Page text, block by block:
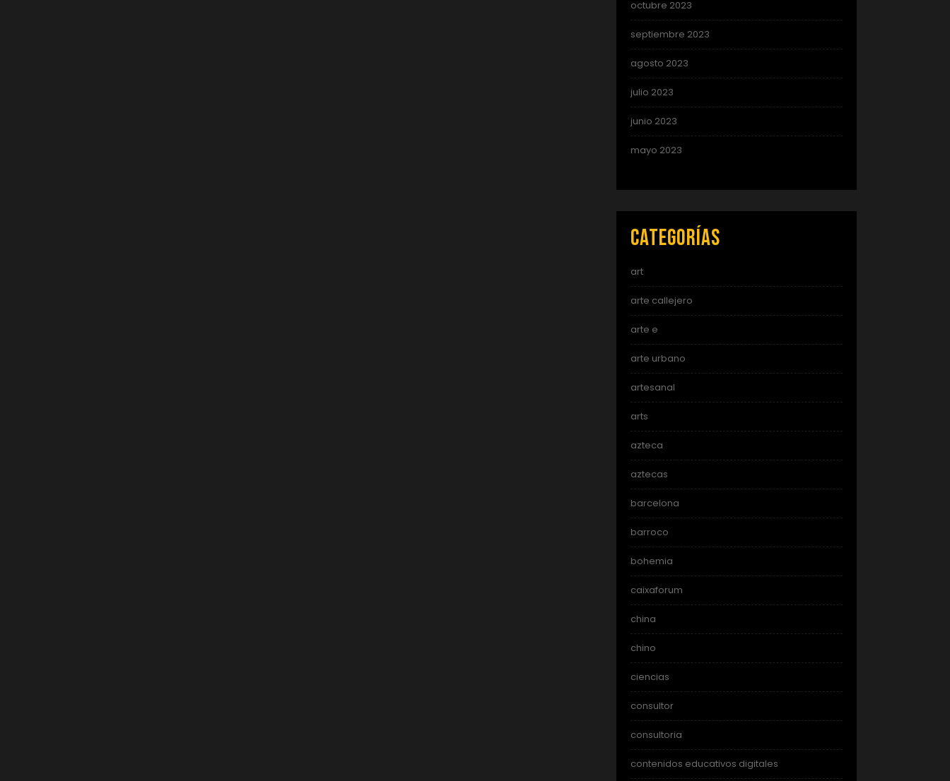
octubre 2023
septiembre 2023
agosto 2023
julio 2023
junio 2023
mayo 2023
Categorías
art
arte callejero
arte e
arte urbano
artesanal
arts
azteca
aztecas
barcelona
barroco
bohemia
caixaforum
china
chino
ciencias
consultor
consultoria
contenidos educativos digitales